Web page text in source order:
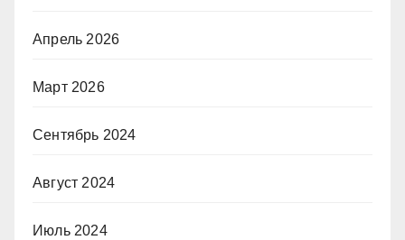
Апрель 2026
Март 2026
Сентябрь 2024
Август 2024
Июль 2024